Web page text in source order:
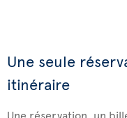
Une seule
itinéraire
Une réservation, un